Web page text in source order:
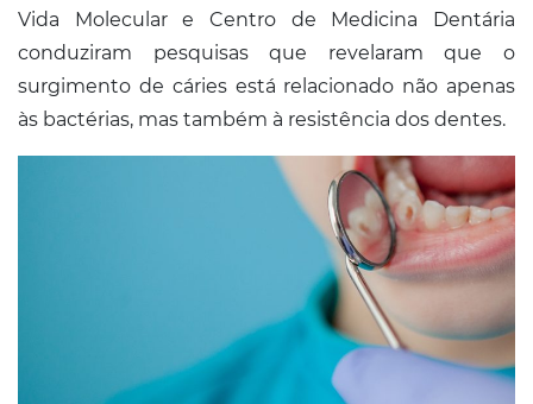
Vida Molecular e Centro de Medicina Dentária
conduziram pesquisas que revelaram que o
surgimento de cáries está relacionado não apenas
às bactérias, mas também à resistência dos dentes.